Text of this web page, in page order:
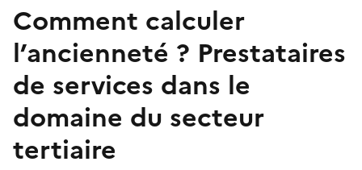
Comment calculer
l’ancienneté ? Prestataires
de services dans le
domaine du secteur
tertiaire